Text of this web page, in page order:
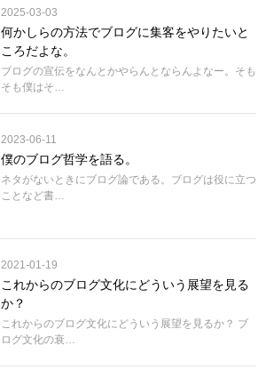
2025-03-03
何かしらの方法でブログに集客をやりたいと
ころだよな。
ブログの宣伝をなんとかやらんとならんよなー。そも
そも僕はそ…
2023-06-11
僕のブログ哲学を語る。
ネタがないときにブログ論である。ブログは役に立つ
ことなど書…
2021-01-19
これからのブログ文化にどういう展望を見る
か？
これからのブログ文化にどういう展望を見るか？ ブ
ログ文化の衰…